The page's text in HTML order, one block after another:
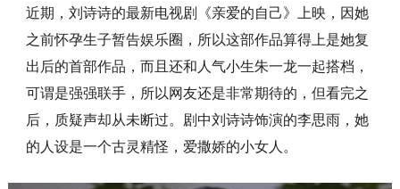
近期，刘诗诗的最新电视剧《亲爱的自己》上映，因她
之前怀孕生子暂告娱乐圈，所以这部作品算得上是她复
出后的首部作品，而且还和人气小生朱一龙一起搭档，
可谓是强强联手，所以网友还是非常期待的，但看完之
后，质疑声却从未断过。剧中刘诗诗饰演的李思雨，她
的人设是一个古灵精怪，爱撒娇的小女人。